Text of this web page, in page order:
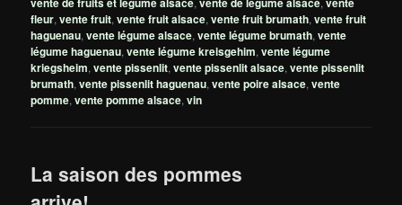
fleur,vente fruit,vente fruit alsace,vente fruit brumath,vente fruit
haguenau,vente légume alsace,vente légume brumath,vente
légume haguenau,vente légume kreisgehim,vente légume
kriegsheim,vente pissenlit,vente pissenlit alsace,vente pissenlit
brumath,vente pissenlit haguenau,vente poire alsace,vente
pomme,vente pomme alsace,vin
La saison des pommes